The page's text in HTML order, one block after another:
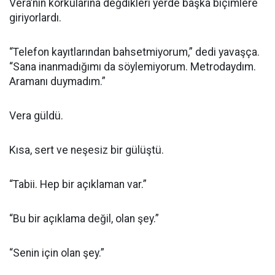
Vera’nın korkularına değdikleri yerde başka biçimlere
giriyorlardı.
“Telefon kayıtlarından bahsetmiyorum,” dedi yavaşça.
“Sana inanmadığımı da söylemiyorum. Metrodaydım.
Aramanı duymadım.”
Vera güldü.
Kısa, sert ve neşesiz bir gülüştü.
“Tabii. Hep bir açıklaman var.”
“Bu bir açıklama değil, olan şey.”
“Senin için olan şey.”